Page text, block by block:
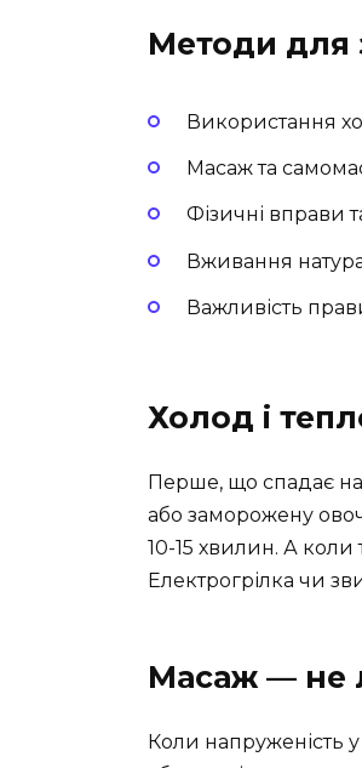
Методи для
Використання
Масаж та
Фізичні вправи
Вживання
Важливість
Холод і
Перше, що спадає
або заморожену
10-15 хвилин. А коли
Електрогрілка чи
Масаж — не
Коли напруженість